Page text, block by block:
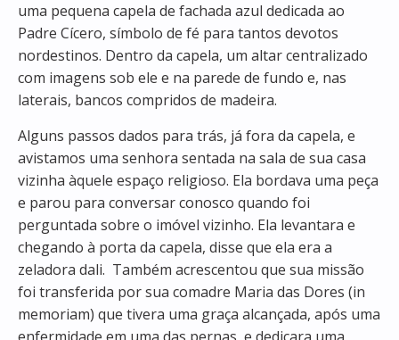
uma pequena capela de fachada azul dedicada ao
Padre Cícero, símbolo de fé para tantos devotos
nordestinos. Dentro da capela, um altar centralizado
com imagens sob ele e na parede de fundo e, nas
laterais, bancos compridos de madeira.
Alguns passos dados para trás, já fora da capela, e
avistamos uma senhora sentada na sala de sua casa
vizinha àquele espaço religioso. Ela bordava uma peça
e parou para conversar conosco quando foi
perguntada sobre o imóvel vizinho. Ela levantara e
chegando à porta da capela, disse que ela era a
zeladora dali. Também acrescentou que sua missão
foi transferida por sua comadre Maria das Dores (in
memoriam) que tivera uma graça alcançada, após uma
enfermidade em uma das pernas, e dedicara uma